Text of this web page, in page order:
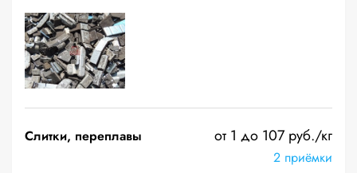
Слитки, переплавы от 1 до 107 руб./кг
2 приёмки